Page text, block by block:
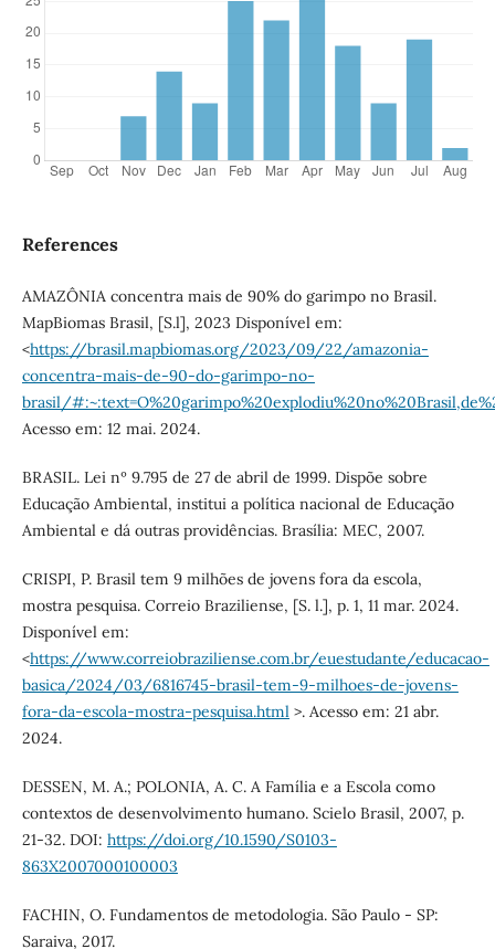
References
AMAZÔNIA concentra mais de 90% do garimpo no Brasil.
MapBiomas Brasil, [S.l], 2023 Disponível em:
<https://brasil.mapbiomas.org/2023/09/22/amazonia-
concentra-mais-de-90-do-garimpo-no-
brasil/
Acesso em: 12 mai. 2024.
BRASIL. Lei nº 9.795 de 27 de abril de 1999. Dispõe sobre
Educação Ambiental, institui a política nacional de Educação
Ambiental e dá outras providências. Brasília: MEC, 2007.
CRISPI, P. Brasil tem 9 milhões de jovens fora da escola,
mostra pesquisa. Correio Braziliense, [S. l.], p. 1, 11 mar. 2024.
Disponível em:
<https://www.correiobraziliense.com.br/euestudante/educacao-
basica/2024/03/6816745-brasil-tem-9-milhoes-de-jovens-
fora-da-escola-mostra-pesquisa.html>. Acesso em: 21 abr.
2024.
DESSEN, M. A.; POLONIA, A. C. A Família e a Escola como
contextos de desenvolvimento humano. Scielo Brasil, 2007, p.
21-32. DOI: https://doi.org/10.1590/S0103-
863X2007000100003
FACHIN, O. Fundamentos de metodologia. São Paulo - SP:
Saraiva, 2017.